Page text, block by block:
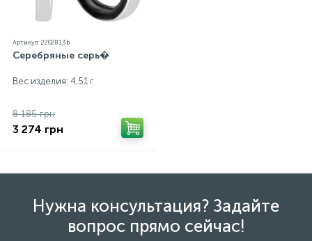
Артикул: 2202813b
Серебряные серь�
Вес изделия: 4,51 г.
8 185 грн
3 274 грн
Нужна консультация? Задайте
вопрос прямо сейчас!